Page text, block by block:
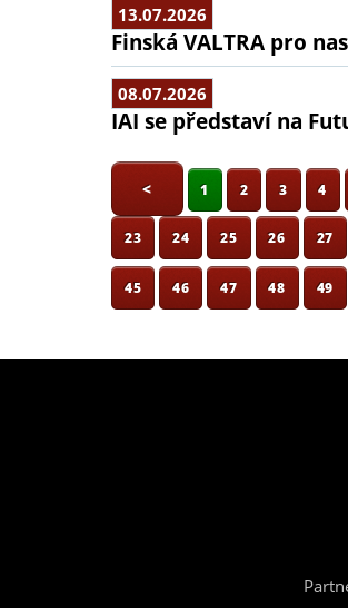
13.07.2026
Finská VALTRA pro
08.07.2026
IAI se představí na
< 1 2 3 4
23 24 25 26 27
45 46 47 48 49